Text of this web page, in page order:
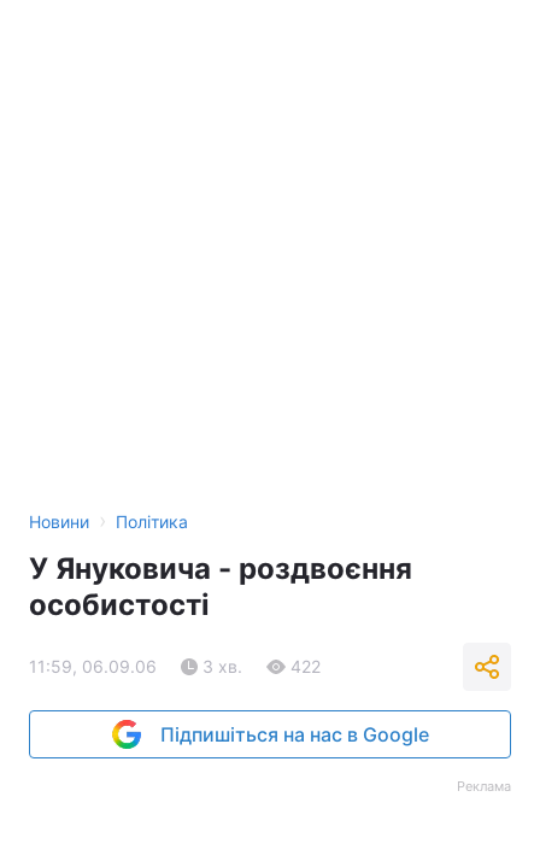
Новини › Політика
У Януковича - роздвоєння
особистості
11:59, 06.09.06 3 хв. 422
Підпишіться на нас в Google
Реклама